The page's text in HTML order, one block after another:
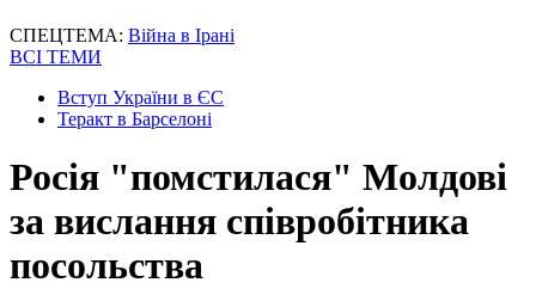
СПЕЦТЕМА: Війна в Ірані
ВСІ ТЕМИ
Вступ України в ЄС
Теракт в Барселоні
Росія "помстилася" Молдові
за вислання співробітника
посольства